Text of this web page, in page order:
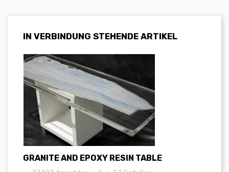
IN VERBINDUNG STEHENDE ARTIKEL
GRANITE AND EPOXY RESIN TABLE